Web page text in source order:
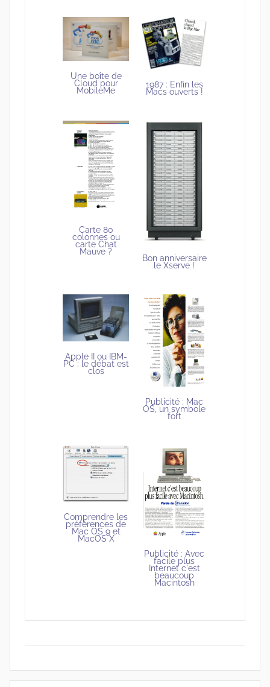
Une boîte de
Cloud pour
MobileMe
1987 : Enfin les
Macs ouverts !
Carte 80
colonnes ou
carte Chat
Mauve ?
Bon anniversaire
le Xserve !
Apple II ou IBM-
PC : le débat est
clos
Publicité : Mac
OS, un symbole
fort
Comprendre les
préférences de
Mac OS 9 et
MacOS X
Publicité : Avec
facile plus
Internet c'est
beaucoup
Macintosh